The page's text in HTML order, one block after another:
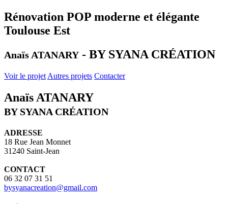
Rénovation POP moderne et élégante
Toulouse Est
Anaïs ATANARY - BY SYANA CRÉATION
Voir le projet Autres projets Contacter
Anaïs ATANARY
BY SYANA CRÉATION
ADRESSE
18 Rue Jean Monnet
31240 Saint-Jean
CONTACT
06 32 07 31 51
bysyanacreation@gmail.com